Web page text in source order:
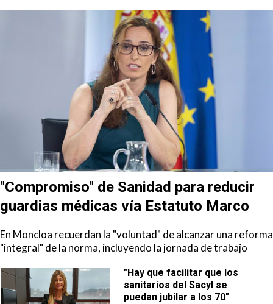
"Compromiso" de Sanidad para reducir
guardias médicas vía Estatuto Marco
En Moncloa recuerdan la "voluntad" de alcanzar una reforma
"integral" de la norma, incluyendo la jornada de trabajo
"Hay que facilitar que los
sanitarios del Sacyl se
puedan jubilar a los 70"